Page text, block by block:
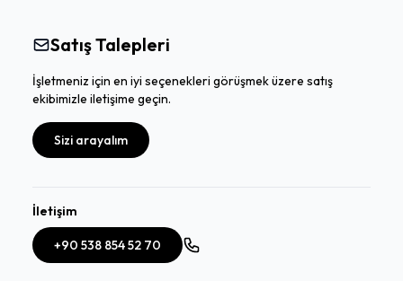
Satış Talepleri
İşletmeniz için en iyi seçenekleri görüşmek üzere satış
ekibimizle iletişime geçin.
Sizi arayalım
İletişim
+90 538 854 52 70